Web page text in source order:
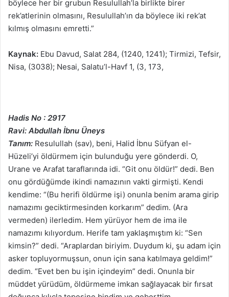
böylece her bir grubun Resulullah’la birlikte birer
rek’atlerinin olmasını, Resulullah’ın da böylece iki rek’at
kılmış olmasını emretti.”
Kaynak: Ebu Davud, Salat 284, (1240, 1241); Tirmizi, Tefsir,
Nisa, (3038); Nesai, Salatu’l-Havf 1, (3, 173,
Hadis No : 2917
Ravi: Abdullah İbnu Üneys
Tanım: Resulullah (sav), beni, Halid İbnu Süfyan el-
Hüzeli’yi öldürmem için bulunduğu yere gönderdi. O,
Urane ve Arafat taraflarında idi. “Git onu öldür!” dedi. Ben
onu gördüğümde ikindi namazının vakti girmişti. Kendi
kendime: “(Bu herifi öldürme işi) onunla benim arama girip
namazımı geciktirmesinden korkarım” dedim. (Ara
vermeden) ilerledim. Hem yürüyor hem de ima ile
namazımı kılıyordum. Herife tam yaklaşmıştım ki: “Sen
kimsin?” dedi. “Araplardan biriyim. Duydum ki, şu adam için
asker topluyormuşsun, onun için sana katılmaya geldim!”
dedim. “Evet ben bu işin içindeyim” dedi. Onunla bir
müddet yürüdüm, öldürmeme imkan sağlayacak bir fırsat